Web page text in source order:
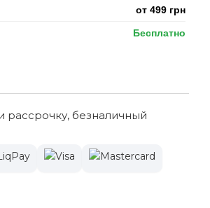
от 499 грн
Бесплатно
рассрочку, безналичный